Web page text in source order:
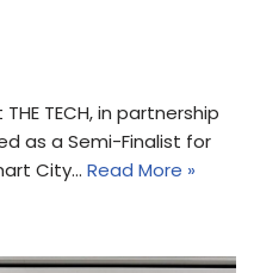
TECH, in partnership
as a Semi-Finalist for
City… Read More »